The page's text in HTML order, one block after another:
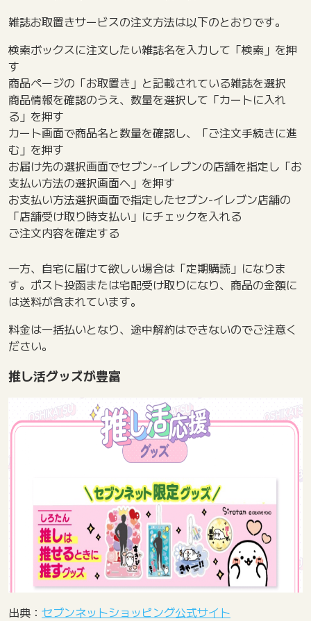
雑誌お取置きサービスの注文方法は以下のとおりです。
検索ボックスに注文したい雑誌名を入力して「検索」を押
す
商品ページの「お取置き」と記載されている雑誌を選択
商品情報を確認のうえ、数量を選択して「カートに入れ
る」を押す
カート画面で商品名と数量を確認し、「ご注文手続きに進
む」を押す
お届け先の選択画面でセブン-イレブンの店舗を指定し「お
支払い方法の選択画面へ」を押す
お支払い方法選択画面で指定したセブン-イレブン店舗の
「店舗受け取り時支払い」にチェックを入れる
ご注文内容を確定する
一方、自宅に届けて欲しい場合は「定期購読」になりま
す。ポスト投函または宅配受け取りになり、商品の金額に
は送料が含まれています。
料金は一括払いとなり、途中解約はできないのでご注意く
ださい。
推し活グッズが豊富
出典： セブンネットショッピング公式サイト